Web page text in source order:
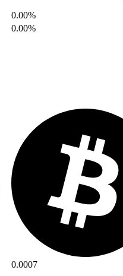
0.00%
0.00%
0.0007